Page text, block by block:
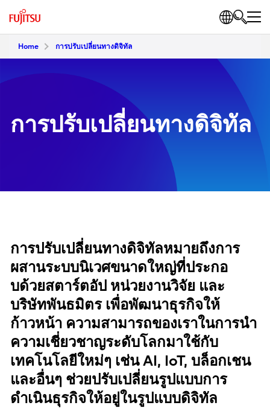
Home การปรับเปลี่ยนทางดิจิทัล
การปรับเปลี่ยนทางดิจิทัล
การปรับเปลี่ยนทางดิจิทัลหมายถึงการ
ผสานระบบนิเวศขนาดใหญ่ที่ประกอ
บด้วยสตาร์ตอัป หน่วยงานวิจัย และ
บริษัทพันธมิตร เพื่อพัฒนาธุรกิจให้
ก้าวหน้า ความสามารถของเราในการนำ
ความเชี่ยวชาญระดับโลกมาใช้กับ
เทคโนโลยีใหม่ๆ เช่น AI, IoT, บล็อกเชน
และอื่นๆ ช่วยปรับเปลี่ยนรูปแบบการ
ดำเนินธุรกิจให้อยู่ในรูปแบบดิจิทัล